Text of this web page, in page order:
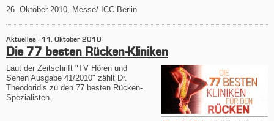
26. Oktober 2010, Messe/ ICC Berlin
Aktuelles - 11. Oktober 2010
Die 77 besten Rücken-Kliniken
Laut der Zeitschrift "TV Hören und
Sehen Ausgabe 41/2010" zählt Dr.
Theodoridis zu den 77 besten Rücken-
Spezialisten.